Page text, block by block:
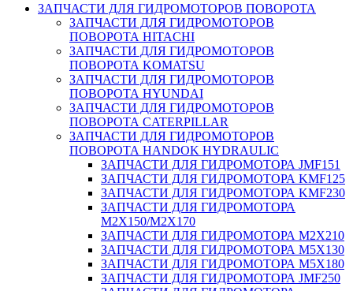
ЗАПЧАСТИ ДЛЯ ГИДРОМОТОРОВ ПОВОРОТА
ЗАПЧАСТИ ДЛЯ ГИДРОМОТОРОВ
ПОВОРОТА HITACHI
ЗАПЧАСТИ ДЛЯ ГИДРОМОТОРОВ
ПОВОРОТА KOMATSU
ЗАПЧАСТИ ДЛЯ ГИДРОМОТОРОВ
ПОВОРОТА HYUNDAI
ЗАПЧАСТИ ДЛЯ ГИДРОМОТОРОВ
ПОВОРОТА CATERPILLAR
ЗАПЧАСТИ ДЛЯ ГИДРОМОТОРОВ
ПОВОРОТА HANDOK HYDRAULIC
ЗАПЧАСТИ ДЛЯ ГИДРОМОТОРА JMF151
ЗАПЧАСТИ ДЛЯ ГИДРОМОТОРА KMF125
ЗАПЧАСТИ ДЛЯ ГИДРОМОТОРА KMF230
ЗАПЧАСТИ ДЛЯ ГИДРОМОТОРА
M2X150/M2X170
ЗАПЧАСТИ ДЛЯ ГИДРОМОТОРА M2X210
ЗАПЧАСТИ ДЛЯ ГИДРОМОТОРА M5X130
ЗАПЧАСТИ ДЛЯ ГИДРОМОТОРА M5X180
ЗАПЧАСТИ ДЛЯ ГИДРОМОТОРА JMF250